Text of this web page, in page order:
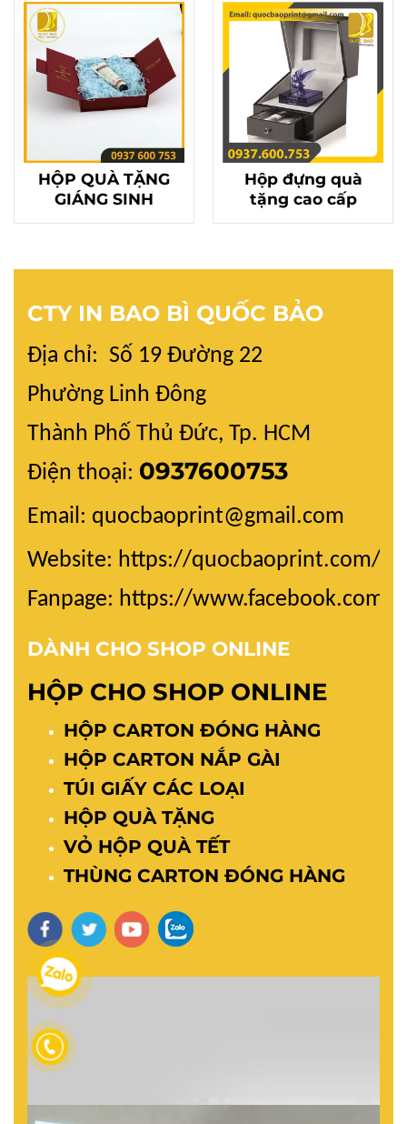
HỘP QUÀ TẶNG
GIÁNG SINH
Hộp đựng quà
tặng cao cấp
CTY IN BAO BÌ QUỐC BẢO
Địa chỉ: Số 19 Đường 22
Phường Linh Đông
Thành Phố Thủ Đức, Tp. HCM
Điện thoại: 0937600753
Email: quocbaoprint@gmail.com
Website: https://quocbaoprint.com/
Fanpage: https://www.facebook.com/
DÀNH CHO SHOP ONLINE
HỘP CHO SHOP ONLINE
HỘP CARTON ĐÓNG HÀNG
HỘP CARTON NẮP GÀI
TÚI GIẤY CÁC LOẠI
HỘP QUÀ TẶNG
VỎ HỘP QUÀ TẾT
THÙNG CARTON ĐÓNG HÀNG